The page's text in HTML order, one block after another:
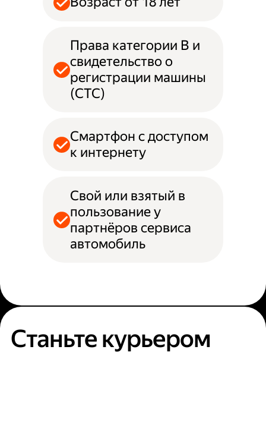
Права категории B и
свидетельство о
регистрации машины
(СТС)
Смартфон с доступом
к интернету
Свой или взятый в
пользование у
партнёров сервиса
автомобиль
Станьте курьером